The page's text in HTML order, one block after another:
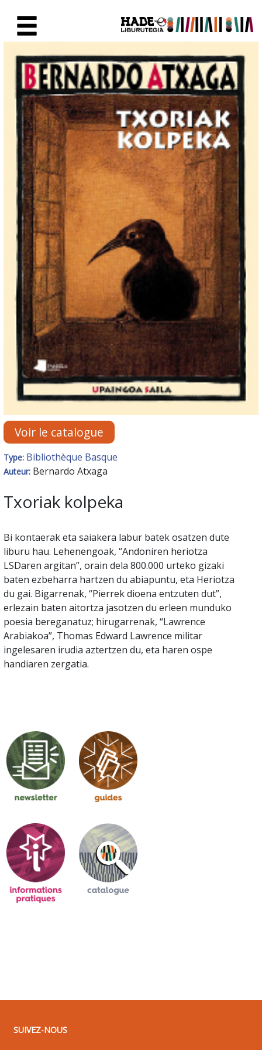
Fiche de Nouveaux Livres -
Voir le catalogue
Type: Bibliothèque Basque
Auteur: Bernardo Atxaga
Txoriak kolpeka
Bi kontaerak eta saiakera labur batek osatzen dute
liburu hau. Lehenengoak, “Andoniren heriotza
LSDaren argitan”, orain dela 800.000 urteko gizaki
baten ezbeharra hartzen du abiapuntu, eta Heriotza
du gai. Bigarrenak, “Pierrek dioena entzuten dut”,
erlezain baten aitortza jasotzen du erleen munduko
poesia bereganatuz; hirugarrenak, “Lawrence
Arabiakoa”, Thomas Edward Lawrence militar
ingelesaren irudia aztertzen du, eta haren ospe
handiaren zergatia.
SUIVEZ-NOUS